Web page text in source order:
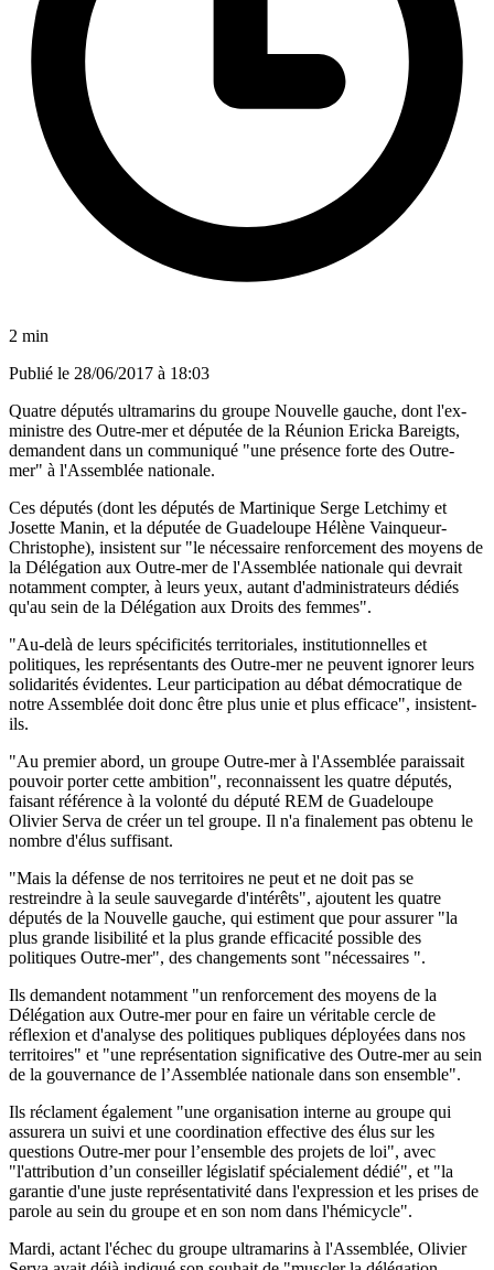
2 min
Publié le 28/06/2017 à 18:03
Quatre députés ultramarins du groupe Nouvelle gauche, dont l'ex-
ministre des Outre-mer et députée de la Réunion Ericka Bareigts,
demandent dans un communiqué "une présence forte des Outre-
mer" à l'Assemblée nationale.
Ces députés (dont les députés de Martinique Serge Letchimy et
Josette Manin, et la députée de Guadeloupe Hélène Vainqueur-
Christophe), insistent sur "le nécessaire renforcement des moyens de
la Délégation aux Outre-mer de l'Assemblée nationale qui devrait
notamment compter, à leurs yeux, autant d'administrateurs dédiés
qu'au sein de la Délégation aux Droits des femmes".
"Au-delà de leurs spécificités territoriales, institutionnelles et
politiques, les représentants des Outre-mer ne peuvent ignorer leurs
solidarités évidentes. Leur participation au débat démocratique de
notre Assemblée doit donc être plus unie et plus efficace", insistent-
ils.
"Au premier abord, un groupe Outre-mer à l'Assemblée paraissait
pouvoir porter cette ambition", reconnaissent les quatre députés,
faisant référence à la volonté du député REM de Guadeloupe
Olivier Serva de créer un tel groupe. Il n'a finalement pas obtenu le
nombre d'élus suffisant.
"Mais la défense de nos territoires ne peut et ne doit pas se
restreindre à la seule sauvegarde d'intérêts", ajoutent les quatre
députés de la Nouvelle gauche, qui estiment que pour assurer "la
plus grande lisibilité et la plus grande efficacité possible des
politiques Outre-mer", des changements sont "nécessaires ".
Ils demandent notamment "un renforcement des moyens de la
Délégation aux Outre-mer pour en faire un véritable cercle de
réflexion et d'analyse des politiques publiques déployées dans nos
territoires" et "une représentation significative des Outre-mer au sein
de la gouvernance de l’Assemblée nationale dans son ensemble".
Ils réclament également "une organisation interne au groupe qui
assurera un suivi et une coordination effective des élus sur les
questions Outre-mer pour l’ensemble des projets de loi", avec
"l'attribution d’un conseiller législatif spécialement dédié", et "la
garantie d'une juste représentativité dans l'expression et les prises de
parole au sein du groupe et en son nom dans l'hémicycle".
Mardi, actant l'échec du groupe ultramarins à l'Assemblée, Olivier